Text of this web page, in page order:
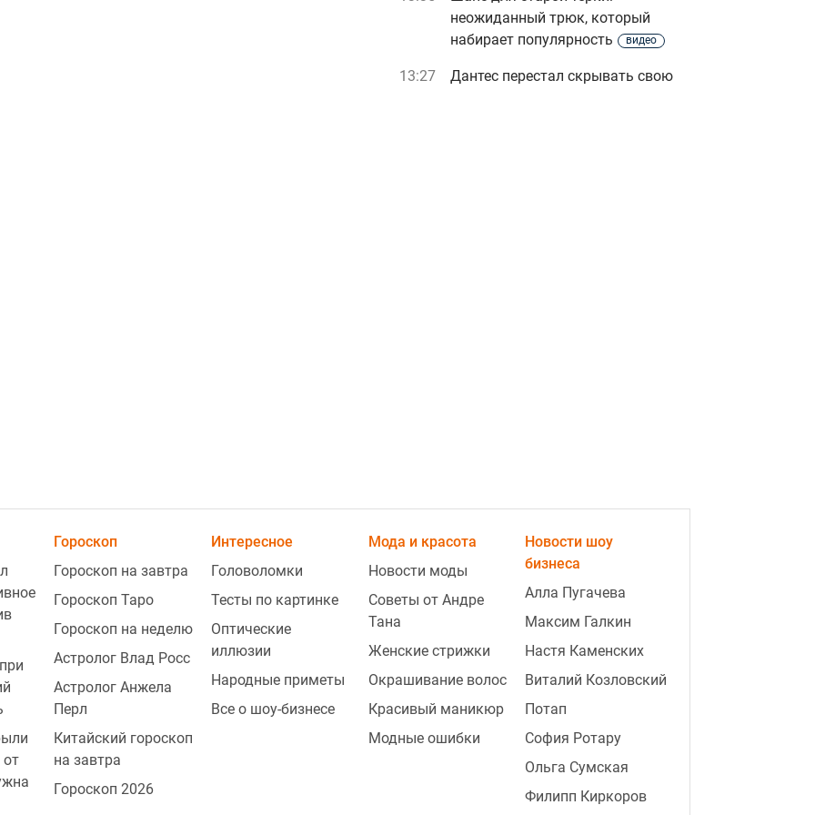
неожиданный трюк, который
набирает популярность
видео
13:27
Дантес перестал скрывать свою
13:18
В Закарпатском ТЦК незаконно
мужчин: раскрыта схема
"Arctic Express" важен как
прецедент: Гардус о решении
Британии по танкеру РФ
Джоли совершил каминг аут
видео
12:37
Находка со свалки мусора
сделала семью миллионерами:
что они отыскали
Гороскоп
Гороскоп на завтра
Гороскоп Таро
Гороскоп на неделю
Астролог Влад Росс
Астролог Анжела
Перл
Китайский гороскоп
на завтра
Гороскоп 2026
Интересное
Головоломки
Тесты по картинке
Оптические
иллюзии
Народные приметы
Все о шоу-бизнесе
Мода и красота
Новости моды
Советы от Андре
Тана
Женские стрижки
Окрашивание волос
Красивый маникюр
Модные ошибки
Новости шоу
бизнеса
Алла Пугачева
Максим Галкин
Настя Каменских
Виталий Козловский
Потап
София Ротару
Ольга Сумская
Филипп Киркоров